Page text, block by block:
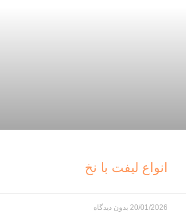
انواع لیفت با نخ
20/01/2026 بدون دیدگاه